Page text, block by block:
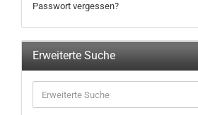
Passwort vergessen?
Erweiterte Suche